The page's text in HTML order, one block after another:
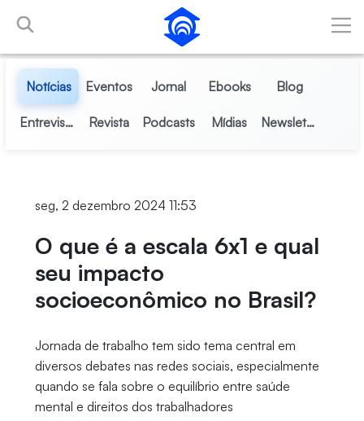
Pular para o Conteúdo principal
Notícias Eventos Jornal Ebooks Blog
Entrevistas Revista Podcasts Mídias Newsletter
seg, 2 dezembro 2024 11:53
O que é a escala 6x1 e qual
seu impacto
socioeconômico no Brasil?
Jornada de trabalho tem sido tema central em
diversos debates nas redes sociais, especialmente
quando se fala sobre o equilíbrio entre saúde
mental e direitos dos trabalhadores